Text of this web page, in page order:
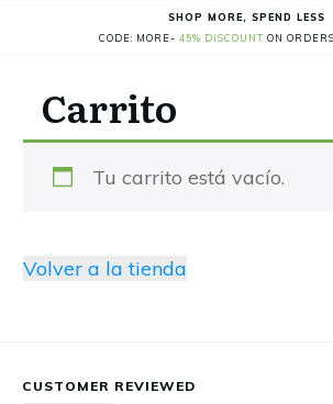
SHOP MORE, SPEND LESS
CODE: MORE- 45% DISCOUNT ON
Carrito
Tu carrito está vacío.
Volver a la tienda
CUSTOMER REVIEWED